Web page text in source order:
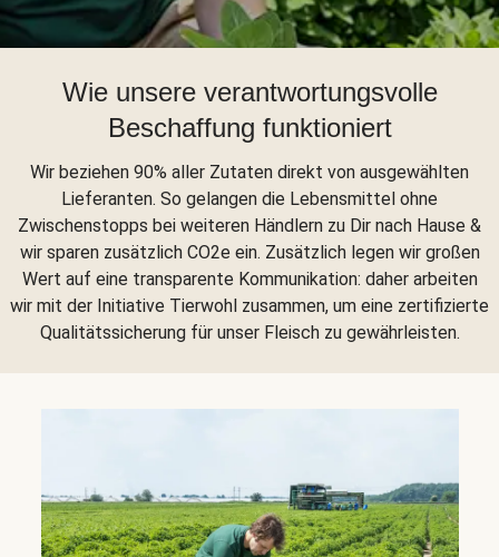
Wie unsere verantwortungsvolle
Beschaffung funktioniert
Wir beziehen 90% aller Zutaten direkt von ausgewählten
Lieferanten. So gelangen die Lebensmittel ohne
Zwischenstopps bei weiteren Händlern zu Dir nach Hause &
wir sparen zusätzlich CO2e ein. Zusätzlich legen wir großen
Wert auf eine transparente Kommunikation: daher arbeiten
wir mit der Initiative Tierwohl zusammen, um eine zertifizierte
Qualitätssicherung für unser Fleisch zu gewährleisten.